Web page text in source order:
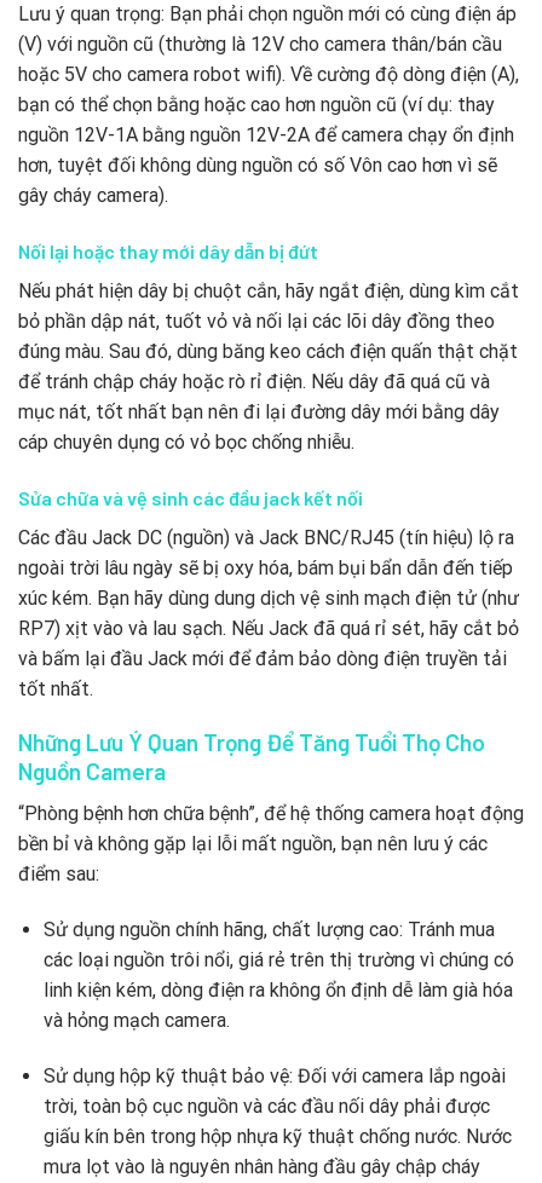
Lưu ý quan trọng: Bạn phải chọn nguồn mới có cùng điện áp
(V) với nguồn cũ (thường là 12V cho camera thân/bán cầu
hoặc 5V cho camera robot wifi). Về cường độ dòng điện (A),
bạn có thể chọn bằng hoặc cao hơn nguồn cũ (ví dụ: thay
nguồn 12V-1A bằng nguồn 12V-2A để camera chạy ổn định
hơn, tuyệt đối không dùng nguồn có số Vôn cao hơn vì sẽ
gây cháy camera).
Nối lại hoặc thay mới dây dẫn bị đứt
Nếu phát hiện dây bị chuột cắn, hãy ngắt điện, dùng kìm cắt
bỏ phần dập nát, tuốt vỏ và nối lại các lõi dây đồng theo
đúng màu. Sau đó, dùng băng keo cách điện quấn thật chặt
để tránh chập cháy hoặc rò rỉ điện. Nếu dây đã quá cũ và
mục nát, tốt nhất bạn nên đi lại đường dây mới bằng dây
cáp chuyên dụng có vỏ bọc chống nhiễu.
Sửa chữa và vệ sinh các đầu jack kết nối
Các đầu Jack DC (nguồn) và Jack BNC/RJ45 (tín hiệu) lộ ra
ngoài trời lâu ngày sẽ bị oxy hóa, bám bụi bẩn dẫn đến tiếp
xúc kém. Bạn hãy dùng dung dịch vệ sinh mạch điện tử (như
RP7) xịt vào và lau sạch. Nếu Jack đã quá rỉ sét, hãy cắt bỏ
và bấm lại đầu Jack mới để đảm bảo dòng điện truyền tải
tốt nhất.
Những Lưu Ý Quan Trọng Để Tăng Tuổi Thọ Cho
Nguồn Camera
“Phòng bệnh hơn chữa bệnh”, để hệ thống camera hoạt động
bền bỉ và không gặp lại lỗi mất nguồn, bạn nên lưu ý các
điểm sau:
Sử dụng nguồn chính hãng, chất lượng cao: Tránh mua
các loại nguồn trôi nổi, giá rẻ trên thị trường vì chúng có
linh kiện kém, dòng điện ra không ổn định dễ làm già hóa
và hỏng mạch camera.
Sử dụng hộp kỹ thuật bảo vệ: Đối với camera lắp ngoài
trời, toàn bộ cục nguồn và các đầu nối dây phải được
giấu kín bên trong hộp nhựa kỹ thuật chống nước. Nước
mưa lọt vào là nguyên nhân hàng đầu gây chập cháy